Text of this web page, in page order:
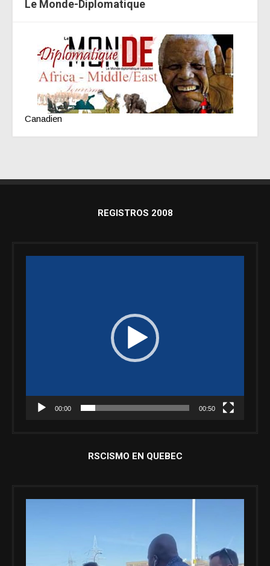
Le Monde-Diplomatique
Canadien
REGISTROS 2008
00:00 00:50
RSCISMO EN QUEBEC